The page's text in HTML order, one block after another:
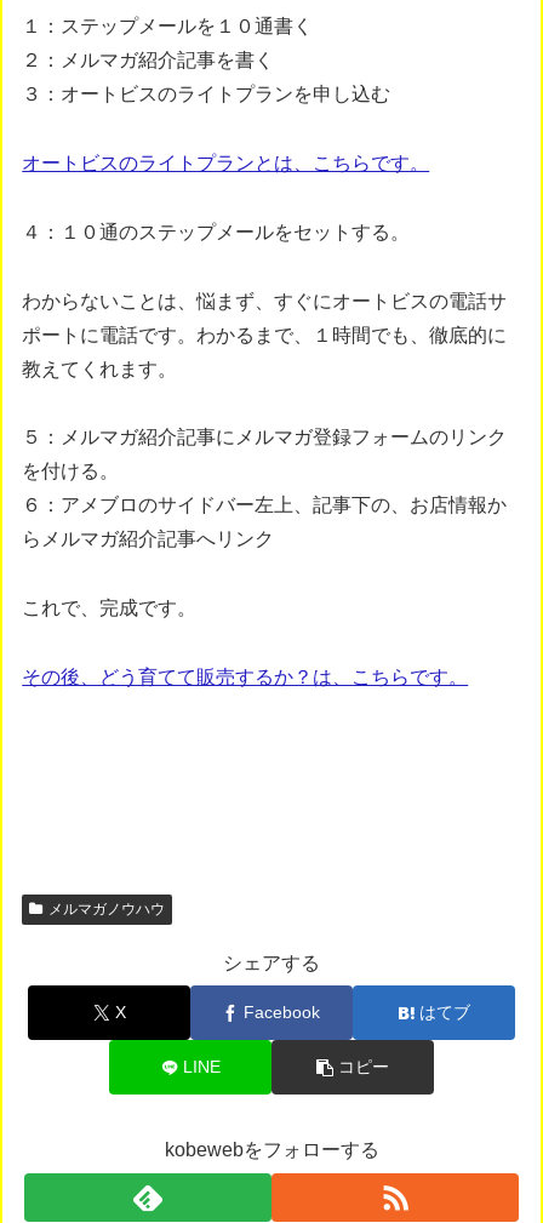
１：ステップメールを１０通書く
２：メルマガ紹介記事を書く
３：オートビスのライトプランを申し込む
オートビスのライトプランとは、こちらです。
４：１０通のステップメールをセットする。
わからないことは、悩まず、すぐにオートビスの電話サ
ポートに電話です。わかるまで、１時間でも、徹底的に
教えてくれます。
５：メルマガ紹介記事にメルマガ登録フォームのリンク
を付ける。
６：アメブロのサイドバー左上、記事下の、お店情報か
らメルマガ紹介記事へリンク
これで、完成です。
その後、どう育てて販売するか？は、こちらです。
メルマガノウハウ
シェアする
X Facebook はてブ
LINE コピー
kobewebをフォローする